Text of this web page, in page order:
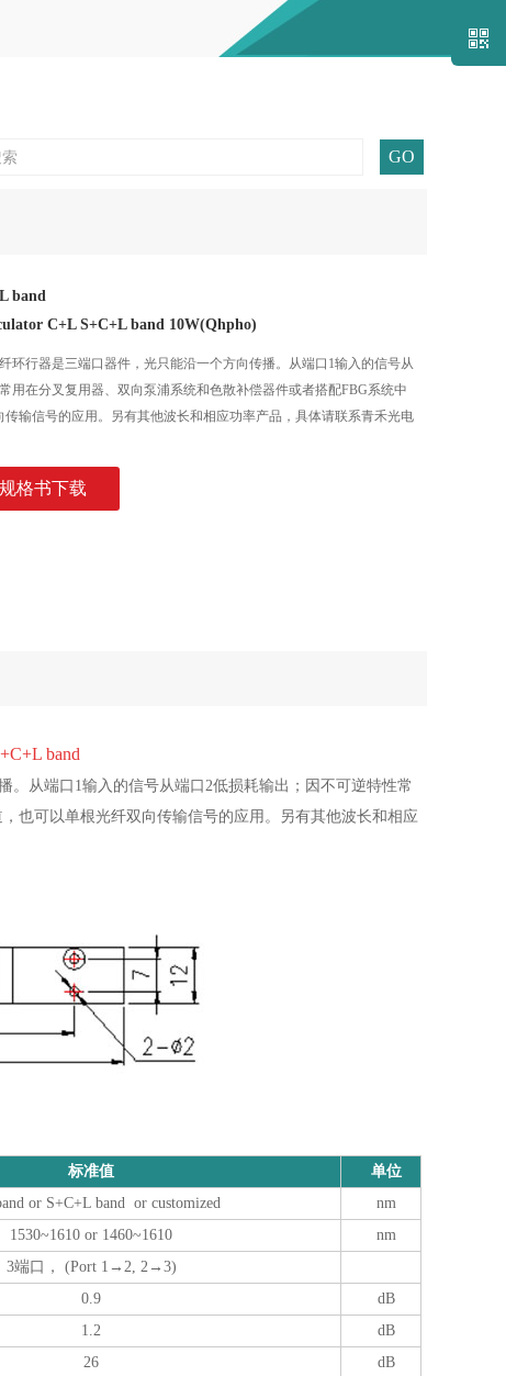
band
C+L S+C+L band 10W(Qhpho)
环行器是三端口器件，光只能沿一个方向传播。从端口1输入的信号从
用在分叉复用器、双向泵浦系统和色散补偿器件或者搭配FBG系统中
输信号的应用。另有其他波长和相应功率产品，具体请联系青禾光电
band
。从端口1输入的信号从端口2低损耗输出；因不可逆特性常
也可以单根光纤双向传输信号的应用。另有其他波长和相应
标准值
单位
or S+C+L band or customized
nm
1530~1610 or 1460~1610
nm
3端口， (Port 1→2, 2→3)
0.9
dB
1.2
dB
26
dB